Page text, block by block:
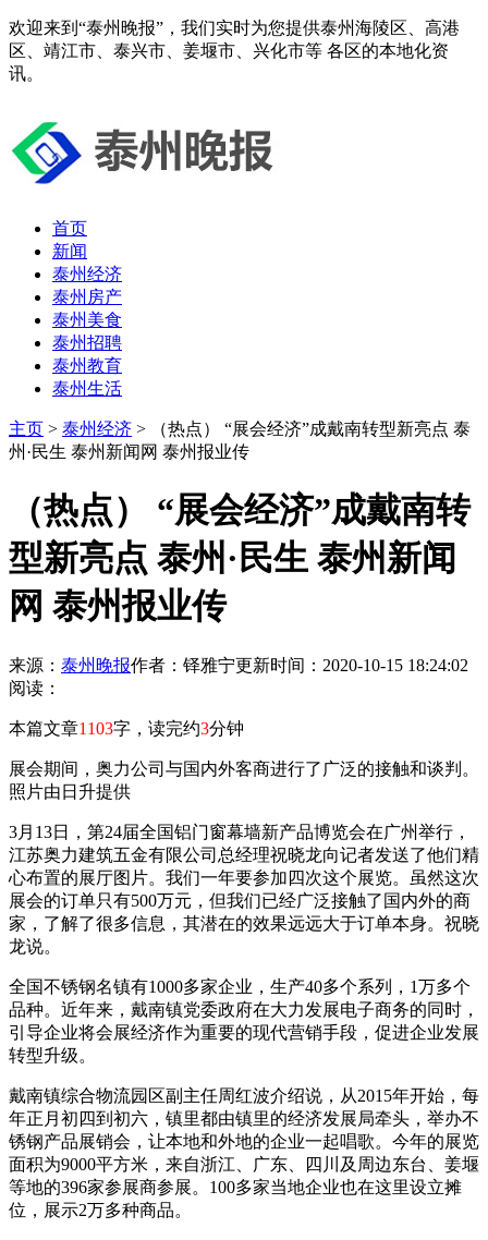
欢迎来到“泰州晚报”，我们实时为您提供泰州海陵区、高港
区、靖江市、泰兴市、姜堰市、兴化市等 各区的本地化资
讯。
首页
新闻
泰州经济
泰州房产
泰州美食
泰州招聘
泰州教育
泰州生活
主页 > 泰州经济 > （热点） “展会经济”成戴南转型新亮点 泰
州·民生 泰州新闻网 泰州报业传
（热点） “展会经济”成戴南转
型新亮点 泰州·民生 泰州新闻
网 泰州报业传
来源： 泰州晚报作者：铎雅宁更新时间：2020-10-15 18:24:02
阅读：
本篇文章1103字，读完约3分钟
展会期间，奥力公司与国内外客商进行了广泛的接触和谈判。
照片由日升提供
3月13日，第24届全国铝门窗幕墙新产品博览会在广州举行，
江苏奥力建筑五金有限公司总经理祝晓龙向记者发送了他们精
心布置的展厅图片。我们一年要参加四次这个展览。虽然这次
展会的订单只有500万元，但我们已经广泛接触了国内外的商
家，了解了很多信息，其潜在的效果远远大于订单本身。祝晓
龙说。
全国不锈钢名镇有1000多家企业，生产40多个系列，1万多个
品种。近年来，戴南镇党委政府在大力发展电子商务的同时，
引导企业将会展经济作为重要的现代营销手段，促进企业发展
转型升级。
戴南镇综合物流园区副主任周红波介绍说，从2015年开始，每
年正月初四到初六，镇里都由镇里的经济发展局牵头，举办不
锈钢产品展销会，让本地和外地的企业一起唱歌。今年的展览
面积为9000平方米，来自浙江、广东、四川及周边东台、姜堰
等地的396家参展商参展。100多家当地企业也在这里设立摊
位，展示2万多种商品。